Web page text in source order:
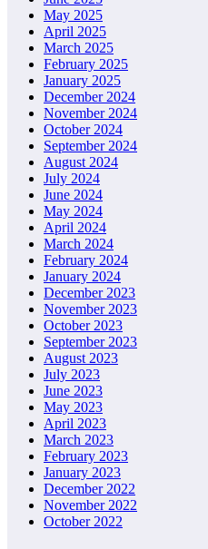
May 2025
April 2025
March 2025
February 2025
January 2025
December 2024
November 2024
October 2024
September 2024
August 2024
July 2024
June 2024
May 2024
April 2024
March 2024
February 2024
January 2024
December 2023
November 2023
October 2023
September 2023
August 2023
July 2023
June 2023
May 2023
April 2023
March 2023
February 2023
January 2023
December 2022
November 2022
October 2022